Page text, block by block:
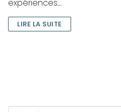
expériences…
LIRE LA SUITE